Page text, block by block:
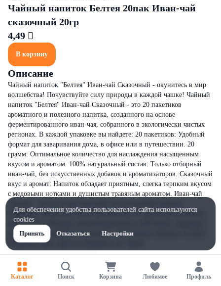
Чайный напиток Белтея 20пак Иван-чай
сказочный 20гр
4,49 
В корзину
Описание
Чайный напиток "Белтея" Иван-чай Сказочный - окунитесь в мир
волшебства! Почувствуйте силу природы в каждой чашке! Чайный
напиток "Белтея" Иван-чай Сказочный - это 20 пакетиков
ароматного и полезного напитка, созданного на основе
ферментированного иван-чая, собранного в экологически чистых
регионах. В каждой упаковке вы найдете: 20 пакетиков: Удобный
формат для заваривания дома, в офисе или в путешествии. 20
грамм: Оптимальное количество для наслаждения насыщенным
вкусом и ароматом. 100% натуральный состав: Только отборный
иван-чай, без искусственных добавок и ароматизаторов. Сказочный
вкус и аромат: Напиток обладает приятным, слегка терпким вкусом
с медовыми нотками и душистым травяным ароматом. Иван-чай
Укрепляет иммунитет: Богат витамином C и другими полезными
веществами. Обладает антиоксидантными свойствами: Защищает
организм от свободных радикалов. Успокаивает нервную систему:
Помогает снять стресс и улучшить сон. Норм
Каталог Поиск Корзина Любимое Профиль
Для обеспечения удобства пользователей сайта используются
cookies
Принять
Отказаться Настройки